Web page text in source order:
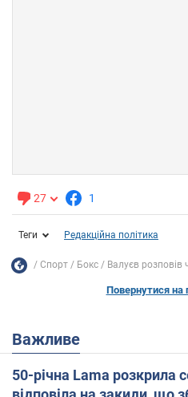
27 1
Теги Редакційна політика
Спорт Бокс Валуєв розповів
Повернутися на
Важливе
50-річна Lama розкрила